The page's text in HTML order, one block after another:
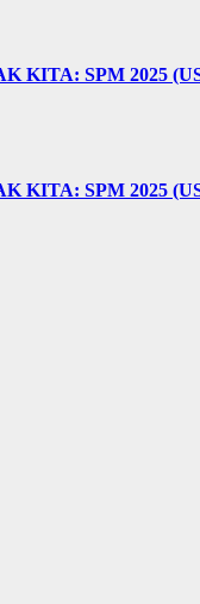
KITA: SPM 2025
KITA: SPM 2025